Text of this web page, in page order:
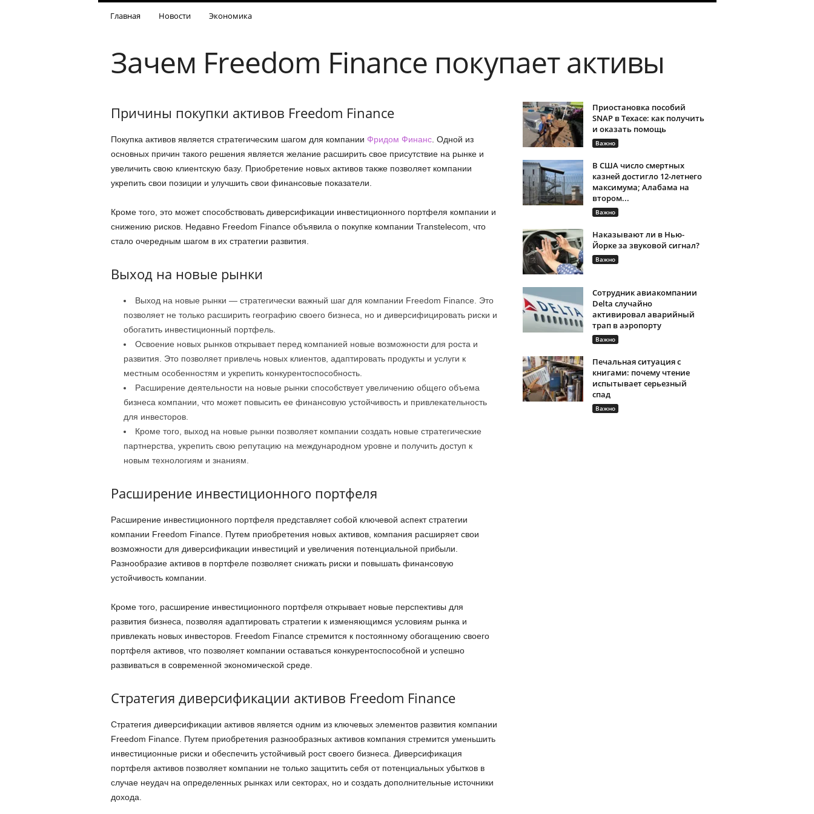
Главная Новости Экономика
Зачем Freedom Finance покупает активы
Причины покупки активов Freedom Finance
Покупка активов является стратегическим шагом для компании Фридом Финанс. Одной из
основных причин такого решения является желание расширить свое присутствие на рынке и
увеличить свою клиентскую базу. Приобретение новых активов также позволяет компании
укрепить свои позиции и улучшить свои финансовые показатели.
Кроме того, это может способствовать диверсификации инвестиционного портфеля компании и
снижению рисков. Недавно Freedom Finance объявила о покупке компании Transtelecom, что
стало очередным шагом в их стратегии развития.
Выход на новые рынки
Выход на новые рынки — стратегически важный шаг для компании Freedom Finance. Это
позволяет не только расширить географию своего бизнеса, но и диверсифицировать риски и
обогатить инвестиционный портфель.
Освоение новых рынков открывает перед компанией новые возможности для роста и
развития. Это позволяет привлечь новых клиентов, адаптировать продукты и услуги к
местным особенностям и укрепить конкурентоспособность.
Расширение деятельности на новые рынки способствует увеличению общего объема
бизнеса компании, что может повысить ее финансовую устойчивость и привлекательность
для инвесторов.
Кроме того, выход на новые рынки позволяет компании создать новые стратегические
партнерства, укрепить свою репутацию на международном уровне и получить доступ к
новым технологиям и знаниям.
Расширение инвестиционного портфеля
Расширение инвестиционного портфеля представляет собой ключевой аспект стратегии
компании Freedom Finance. Путем приобретения новых активов, компания расширяет свои
возможности для диверсификации инвестиций и увеличения потенциальной прибыли.
Разнообразие активов в портфеле позволяет снижать риски и повышать финансовую
устойчивость компании.
Кроме того, расширение инвестиционного портфеля открывает новые перспективы для
развития бизнеса, позволяя адаптировать стратегии к изменяющимся условиям рынка и
привлекать новых инвесторов. Freedom Finance стремится к постоянному обогащению своего
портфеля активов, что позволяет компании оставаться конкурентоспособной и успешно
развиваться в современной экономической среде.
Стратегия диверсификации активов Freedom Finance
Стратегия диверсификации активов является одним из ключевых элементов развития компании
Freedom Finance. Путем приобретения разнообразных активов компания стремится уменьшить
инвестиционные риски и обеспечить устойчивый рост своего бизнеса. Диверсификация
портфеля активов позволяет компании не только защитить себя от потенциальных убытков в
случае неудач на определенных рынках или секторах, но и создать дополнительные источники
дохода.
Приостановка пособий
SNAP в Техасе: как получить
и оказать помощь
Важно
В США число смертных
казней достигло 12-летнего
максимума; Алабама на
втором...
Важно
Наказывают ли в Нью-
Йорке за звуковой сигнал?
Важно
Сотрудник авиакомпании
Delta случайно
активировал аварийный
трап в аэропорту
Важно
Печальная ситуация с
книгами: почему чтение
испытывает серьезный
спад
Важно